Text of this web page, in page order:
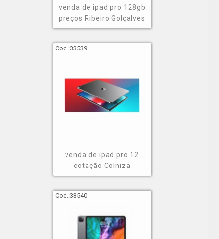
venda de ipad pro 128gb
preços Ribeiro Golçalves
Cod.:33539
venda de ipad pro 12
cotação Colniza
Cod.:33540